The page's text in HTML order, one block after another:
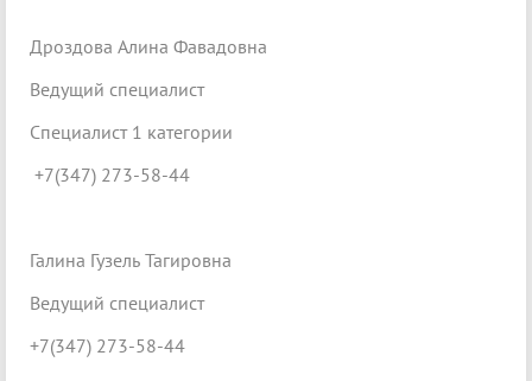
Дроздова Алина Фавадовна
Ведущий специалист
Специалист 1 категории
+7(347) 273-58-44
Галина Гузель Тагировна
Ведущий специалист
+7(347) 273-58-44